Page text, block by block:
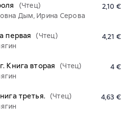
(Чтец)
Дым, Ирина Серова
2,10 €
первая
(Чтец)
4,21 €
Книга вторая
(Чтец)
4 €
третья. (Чтец)
4,63 €